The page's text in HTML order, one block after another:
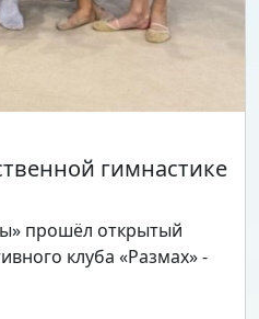
гимнастике
прошёл открытый
клуба «Размах» -